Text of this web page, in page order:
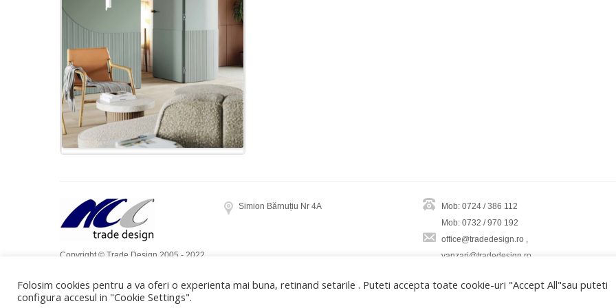
Copyright © Trade Design 2005 - 2022.
Dow Media
Simion Bărnuțiu Nr 4A
Mob: 0724 / 386 112
Mob: 0732 / 970 192
office@tradedesign.ro ,
vanzari@tradedesign.ro
Folosim cookies pentru a va oferi o experienta mai buna, retinand setarile . Puteti accepta toate cookie-uri "Accept All"sau puteti
configura accesul in "Cookie Settings".